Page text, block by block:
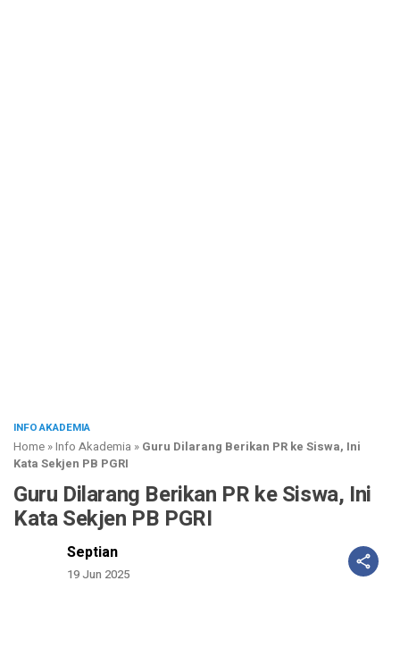
INFO AKADEMIA
Home »Info Akademia » Guru Dilarang Berikan PR ke Siswa, Ini
Kata Sekjen PB PGRI
Guru Dilarang Berikan PR ke Siswa, Ini
Kata Sekjen PB PGRI
Septian
19 Jun 2025